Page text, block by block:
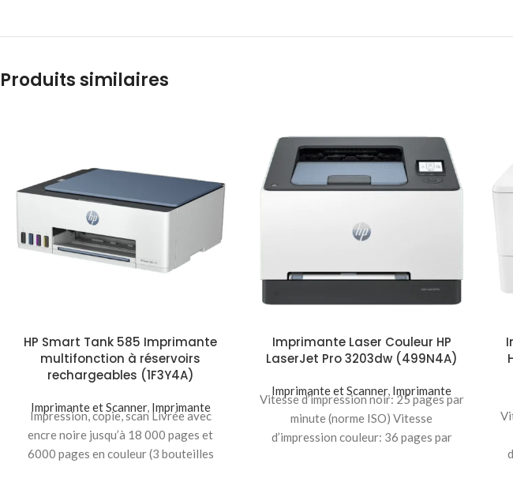
Produits similaires
HP Smart Tank 585 Imprimante
multifonction à réservoirs
rechargeables (1F3Y4A)
Imprimante et Scanner, Imprimante
Impression, copie, scan Livrée avec
encre noire jusqu’à 18 000 pages et
6000 pages en couleur (3 bouteilles
Imprimante Laser Couleur HP
LaserJet Pro 3203dw (499N4A)
Imprimante et Scanner, Imprimante
Vitesse d’impression noir: 25 pages par
minute (norme ISO) Vitesse
d’impression couleur: 36 pages par